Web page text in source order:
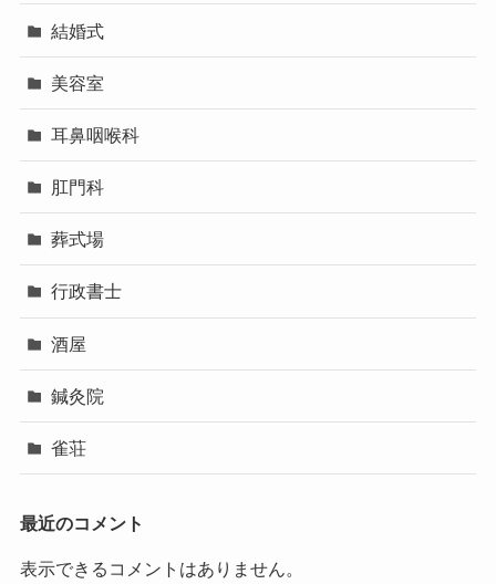
結婚式
美容室
耳鼻咽喉科
肛門科
葬式場
行政書士
酒屋
鍼灸院
雀荘
最近のコメント
表示できるコメントはありません。